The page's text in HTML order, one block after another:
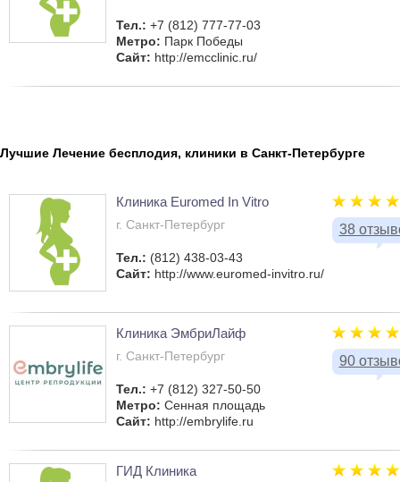
Тел.: +7 (812) 777-77-03
Метро: Парк Победы
Сайт: http://emcclinic.ru/
Лучшие Лечение бесплодия, клиники в Санкт-Петербурге
38
Клиника Euromed In Vitro
г. Санкт-Петербург
Тел.: (812) 438-03-43
Сайт: http://www.euromed-invitro.ru/
90
Клиника ЭмбриЛайф
г. Санкт-Петербург
Тел.: +7 (812) 327-50-50
Метро: Сенная площадь
Сайт: http://embrylife.ru
ГИД Клиника